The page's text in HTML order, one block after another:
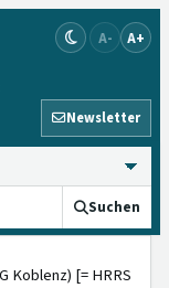
A- A+
Newsletter
Suchen
Koblenz) [= HRRS